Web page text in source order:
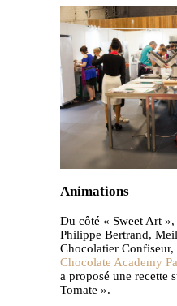
Animations
Du côté « Sweet Art
Philippe Bertrand,
Chocolatier
Chocolate Academy
a proposé une recette
Tomate ».